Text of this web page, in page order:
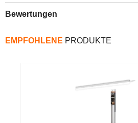
Bewertungen
EMPFOHLENE PRODUKTE